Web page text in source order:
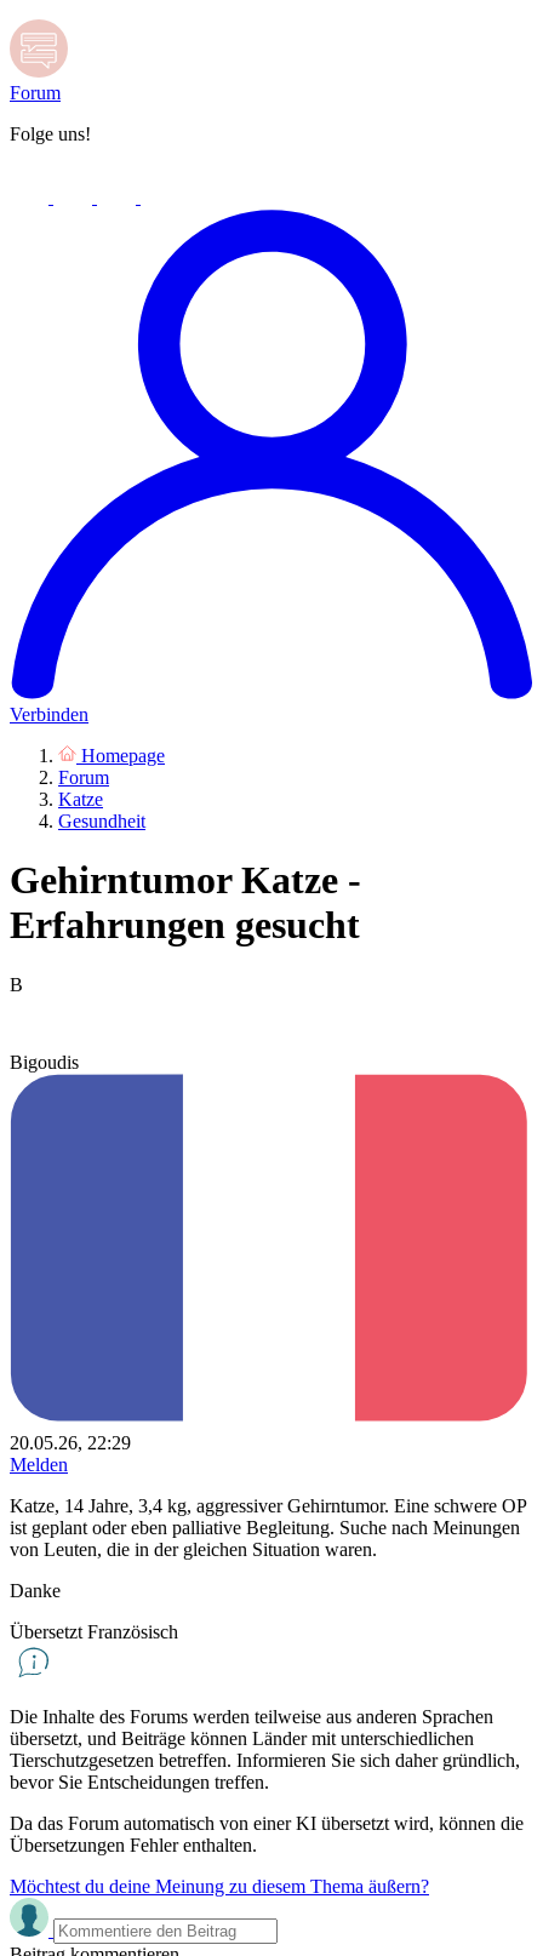
Forum
Folge uns!
Verbinden
Homepage
Forum
Katze
Gesundheit
Gehirntumor Katze -
Erfahrungen gesucht
B
Bigoudis
20.05.26, 22:29
Melden
Katze, 14 Jahre, 3,4 kg, aggressiver Gehirntumor. Eine schwere OP
ist geplant oder eben palliative Begleitung. Suche nach Meinungen
von Leuten, die in der gleichen Situation waren.
Danke
Übersetzt Französisch
Die Inhalte des Forums werden teilweise aus anderen Sprachen
übersetzt, und Beiträge können Länder mit unterschiedlichen
Tierschutzgesetzen betreffen. Informieren Sie sich daher gründlich,
bevor Sie Entscheidungen treffen.
Da das Forum automatisch von einer KI übersetzt wird, können die
Übersetzungen Fehler enthalten.
Möchtest du deine Meinung zu diesem Thema äußern?